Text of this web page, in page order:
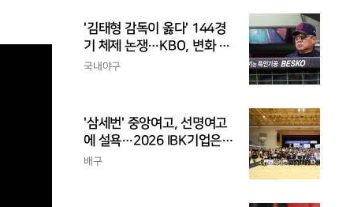
'김태형 감독이 옳다' 144경
기 체제 논쟁…KBO, 변화 고
민해야, 환경에 맞는 경기 수
국내야구
'삼세번' 중앙여고, 선명여고
에 설욕…2026 IBK기업은행
배 전국중고배구대회 우승
배구